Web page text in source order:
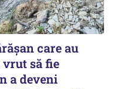
care au
să fie
a deveni